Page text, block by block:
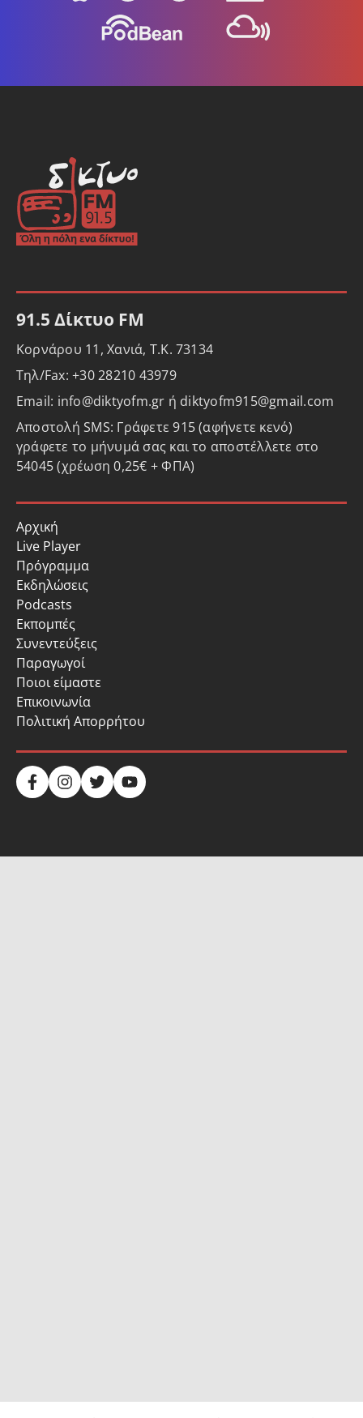
91.5 Δίκτυο FM
Κορνάρου 11, Χανιά, Τ.Κ. 73134
Τηλ/Fax: +30 28210 43979
Email: info@diktyofm.gr ή diktyofm915@gmail.com
Αποστολή SMS: Γράφετε 915 (αφήνετε κενό)
γράφετε το μήνυμά σας και το αποστέλλετε στο
54045 (χρέωση 0,25€ + ΦΠΑ)
Αρχική
Live Player
Πρόγραμμα
Εκδηλώσεις
Podcasts
Εκπομπές
Συνεντεύξεις
Παραγωγοί
Ποιοι είμαστε
Επικοινωνία
Πολιτική Απορρήτου